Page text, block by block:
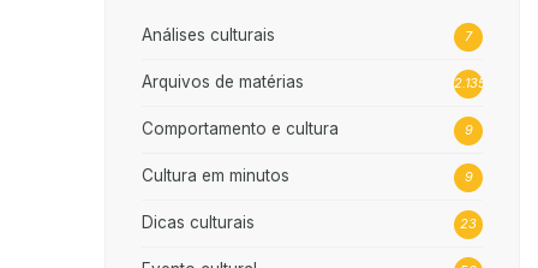
Análises culturais 7
Arquivos de matérias 2.135
Comportamento e cultura 9
Cultura em minutos 9
Dicas culturais 23